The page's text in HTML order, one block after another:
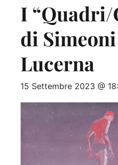
I “Quadri/
di
Lucerna
15 Settembre 2023 @